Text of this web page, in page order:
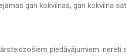
gan kokvilnas, gan kokvilna
piedāvājumiem: